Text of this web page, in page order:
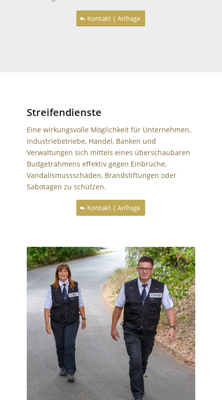
Kontakt | Anfrage
Streifendienste
Eine wirkungsvolle Möglichkeit für Unternehmen,
Industriebetriebe, Handel, Banken und
Verwaltungen sich mittels eines überschaubaren
Budgetrahmens effektiv gegen Einbrüche,
Vandalismussschäden, Brandstiftungen oder
Sabotagen zu schützen.
Kontakt | Anfrage